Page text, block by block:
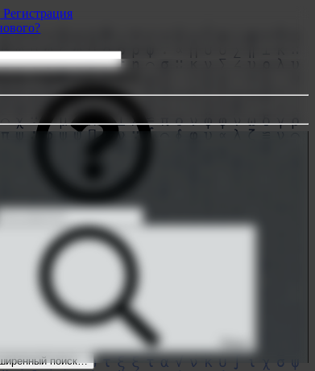
Регистрация
только в заголовках
Поиск
поиск…